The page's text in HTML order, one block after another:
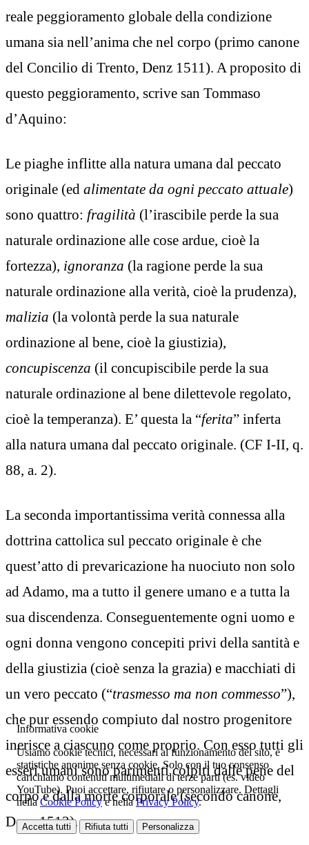
reale peggioramento globale della condizione
umana sia nell’anima che nel corpo (primo canone
del Concilio di Trento, Denz 1511). A proposito di
questo peggioramento, scrive san Tommaso
d’Aquino:
Le piaghe inflitte alla natura umana dal peccato
originale (ed alimentate da ogni peccato attuale)
sono quattro: fragilità (l’irascibile perde la sua
naturale ordinazione alle cose ardue, cioè la
fortezza), ignoranza (la ragione perde la sua
naturale ordinazione alla verità, cioè la prudenza),
malizia (la volontà perde la sua naturale
ordinazione al bene, cioè la giustizia),
concupiscenza (il concupiscibile perde la sua
naturale ordinazione al bene dilettevole regolato,
cioè la temperanza). E’ questa la “ferita” inferta
alla natura umana dal peccato originale. (CF I-II, q.
88, a. 2).
La seconda importantissima verità connessa alla
dottrina cattolica sul peccato originale è che
quest’atto di prevaricazione ha nuociuto non solo
ad Adamo, ma a tutto il genere umano e a tutta la
sua discendenza. Conseguentemente ogni uomo e
ogni donna vengono concepiti privi della santità e
della giustizia (cioè senza la grazia) e macchiati di
un vero peccato (“trasmesso ma non commesso”),
che pur essendo compiuto dal nostro progenitore
inerisce a ciascuno come proprio. Con esso tutti gli
esseri umani sono parimenti colpiti dalle pene del
corpo e dalla morte corporale (secondo canone,
Denz 1512).
Informativa cookie
Usiamo cookie tecnici, necessari al funzionamento del sito, e
statistiche anonime senza cookie. Solo con il tuo consenso
carichiamo contenuti multimediali di terze parti (es. video
YouTube). Puoi accettare, rifiutare o personalizzare. Dettagli
nellaCookie Policye nellaPrivacy Policy.
Accetta tutti Rifiuta tutti Personalizza